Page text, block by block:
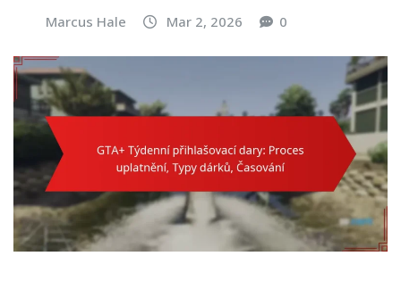
Marcus Hale Mar 2, 2026 0